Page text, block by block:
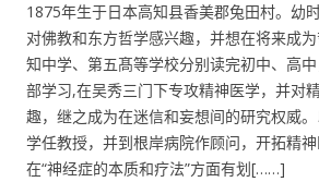
1875年生于日本高知县香美郡兔田村。幼
对佛教和东方哲学感兴趣，并想在将来成
知中学、第五髙等学校分别读完初中、高
部学习,在吴秀三门下专攻精神医学，并对
趣，继之成为在迷信和妄想间的研究权威
学任教授，并到根岸病院作顾问，开拓精
在“神经症的本质和疗法”方面有划[……]